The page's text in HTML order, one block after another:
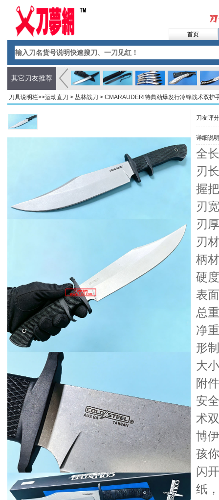
首页
其它刀友推荐
刀具说明栏>>运动直刀 > 丛林战刀 > CMARAUDERl特典劲爆发行冷锋战术双护
刀友评
详细说明
全
刃
握
刃
刃
刃
柄
硬
表
总
净
形
大
附
安
术
博
孩
闪
纸